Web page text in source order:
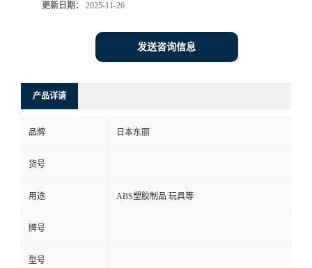
更新日期： 2025-11-26
发送咨询信息
产品详请
品牌 日本东丽
货号
用途 ABS塑胶制品 玩具等
牌号
型号